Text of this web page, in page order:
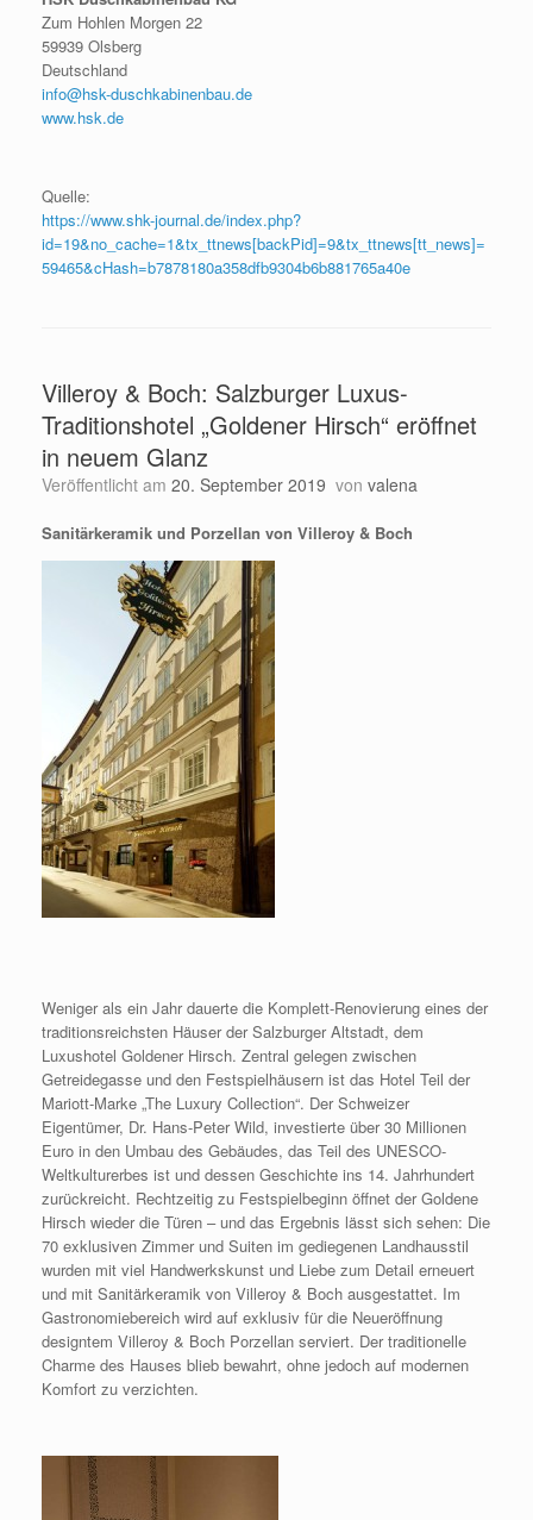
Zum Hohlen Morgen 22
59939 Olsberg
Deutschland
info@hsk-duschkabinenbau.de
www.hsk.de
Quelle:
https://www.shk-journal.de/index.php?
id=19&no_cache=1&tx_ttnews[backPid]=9&tx_ttnews[tt_news]=
59465&cHash=b7878180a358dfb9304b6b881765a40e
Villeroy & Boch: Salzburger Luxus-
Traditionshotel „Goldener Hirsch“ eröffnet
in neuem Glanz
Veröffentlicht am 20. September 2019 von valena
Sanitärkeramik und Porzellan von Villeroy & Boch
Weniger als ein Jahr dauerte die Komplett-Renovierung eines der
traditionsreichsten Häuser der Salzburger Altstadt, dem
Luxushotel Goldener Hirsch. Zentral gelegen zwischen
Getreidegasse und den Festspielhäusern ist das Hotel Teil der
Mariott-Marke „The Luxury Collection“. Der Schweizer
Eigentümer, Dr. Hans-Peter Wild, investierte über 30 Millionen
Euro in den Umbau des Gebäudes, das Teil des UNESCO-
Weltkulturerbes ist und dessen Geschichte ins 14. Jahrhundert
zurückreicht. Rechtzeitig zu Festspielbeginn öffnet der Goldene
Hirsch wieder die Türen – und das Ergebnis lässt sich sehen: Die
70 exklusiven Zimmer und Suiten im gediegenen Landhausstil
wurden mit viel Handwerkskunst und Liebe zum Detail erneuert
und mit Sanitärkeramik von Villeroy & Boch ausgestattet. Im
Gastronomiebereich wird auf exklusiv für die Neueröffnung
designtem Villeroy & Boch Porzellan serviert. Der traditionelle
Charme des Hauses blieb bewahrt, ohne jedoch auf modernen
Komfort zu verzichten.